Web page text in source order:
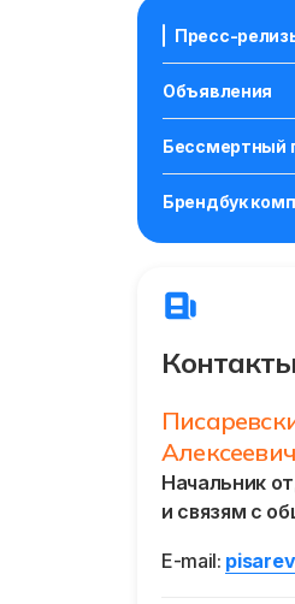
Пресс-
Объявления
Бессмертный
Брендбук
Алексеевич
Начальник
и связям с
E-mail: